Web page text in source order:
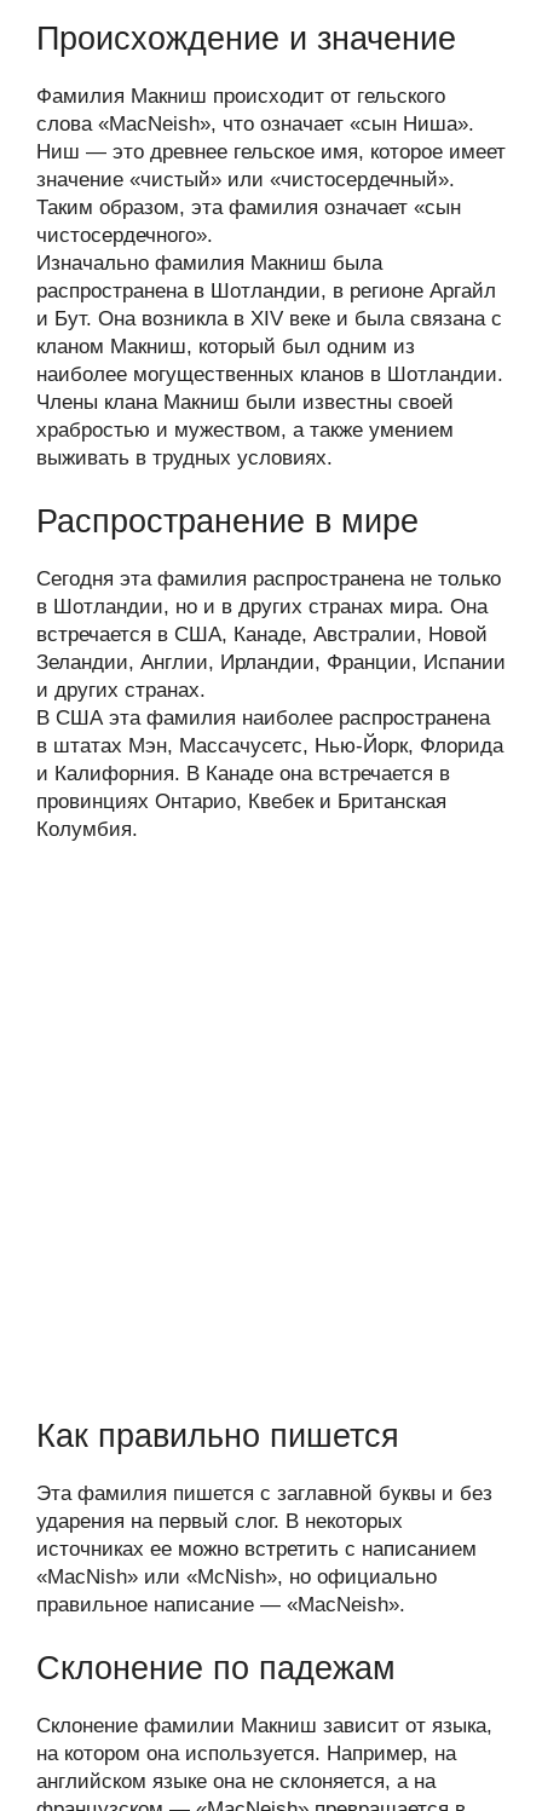
Происхождение и значение
Фамилия Макниш происходит от гельского
слова «MacNeish», что означает «сын Ниша».
Ниш — это древнее гельское имя, которое имеет
значение «чистый» или «чистосердечный».
Таким образом, эта фамилия означает «сын
чистосердечного».
Изначально фамилия Макниш была
распространена в Шотландии, в регионе Аргайл
и Бут. Она возникла в XIV веке и была связана с
кланом Макниш, который был одним из
наиболее могущественных кланов в Шотландии.
Члены клана Макниш были известны своей
храбростью и мужеством, а также умением
выживать в трудных условиях.
Распространение в мире
Сегодня эта фамилия распространена не только
в Шотландии, но и в других странах мира. Она
встречается в США, Канаде, Австралии, Новой
Зеландии, Англии, Ирландии, Франции, Испании
и других странах.
В США эта фамилия наиболее распространена
в штатах Мэн, Массачусетс, Нью-Йорк, Флорида
и Калифорния. В Канаде она встречается в
провинциях Онтарио, Квебек и Британская
Колумбия.
Как правильно пишется
Эта фамилия пишется с заглавной буквы и без
ударения на первый слог. В некоторых
источниках ее можно встретить с написанием
«MacNish» или «McNish», но официально
правильное написание — «MacNeish».
Склонение по падежам
Склонение фамилии Макниш зависит от языка,
на котором она используется. Например, на
английском языке она не склоняется, а на